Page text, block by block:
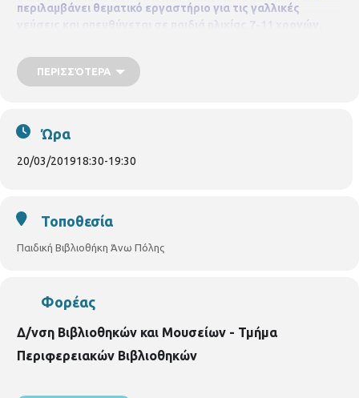
περιλαμβάνει θεματικό εργαστήριο για τις γαλλικές
γεύσεις και απευθύνεται σε παιδιά ηλικίας 7-11 χρονών.
ΠΕΡΙΣΣΌΤΕΡΑ
Ώρα
20/03/201918:30-19:30
Τοποθεσία
Παιδική Βιβλιοθήκη Άνω Πόλης
Φορέας
Δ/νση Βιβλιοθηκών και Μουσείων - Τμήμα
Περιφερειακών Βιβλιοθηκών